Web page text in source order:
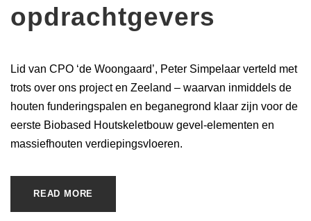
opdrachtgevers
Lid van CPO ‘de Woongaard’, Peter Simpelaar verteld met
trots over ons project en Zeeland – waarvan inmiddels de
houten funderingspalen en beganegrond klaar zijn voor de
eerste Biobased Houtskeletbouw gevel-elementen en
massiefhouten verdiepingsvloeren.
READ MORE